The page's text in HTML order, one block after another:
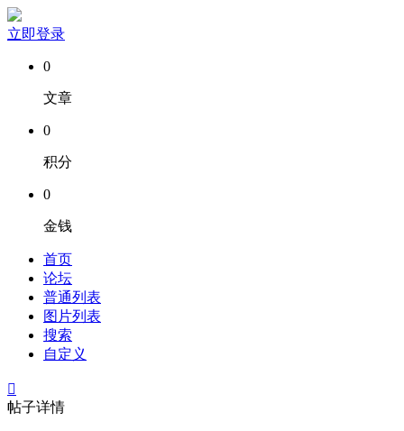
立即登录
0
文章
0
积分
0
金钱
首页
论坛
普通列表
图片列表
搜索
自定义

帖子详情